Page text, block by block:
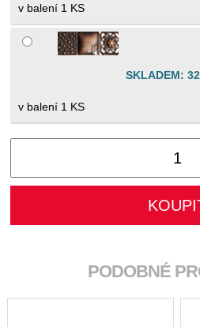
1 KS
SKLADEM:
1 KS
PODOBNÉ